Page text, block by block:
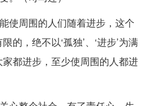
使周围的人们随着进步，这个
的，绝不以‘孤独’、‘进步’为满
都进步，至少使周围的人都进